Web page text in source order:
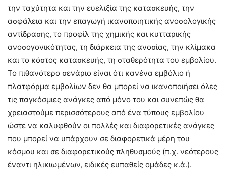
την ταχύτητα και την ευελιξία της κατασκευής, την
ασφάλεια και την επαγωγή ικανοποιητικής ανοσολογικής
αντίδρασης, το προφίλ της χημικής και κυτταρικής
ανοσογονικότητας, τη διάρκεια της ανοσίας, την κλίμακα
και το κόστος κατασκευής, τη σταθερότητα του εμβολίου.
Το πιθανότερο σενάριο είναι ότι κανένα εμβόλιο ή
πλατφόρμα εμβολίων δεν θα μπορεί να ικανοποιήσει όλες
τις παγκόσμιες ανάγκες από μόνο του και συνεπώς θα
χρειαστούμε περισσότερους από ένα τύπους εμβολίου
ώστε να καλυφθούν οι πολλές και διαφορετικές ανάγκες
που μπορεί να υπάρχουν σε διαφορετικά μέρη του
κόσμου και σε διαφορετικούς πληθυσμούς (π.χ. νεότερους
έναντι ηλικιωμένων, ειδικές ευπαθείς ομάδες κ.ά.).